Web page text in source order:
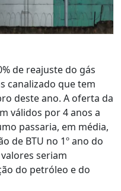
de reajuste do gás
canalizado que tem
deste ano. A oferta da
válidos por 4 anos a
passaria, em média,
de BTU no 1º ano do
seriam
do petróleo e do